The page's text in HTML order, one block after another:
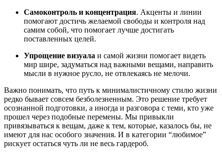
Самоконтроль и концентрация. Акценты и линии
помогают достичь желаемой свободы и контроля над
самим собой, что помогает лучше достигать
поставленных целей.
Упрощение визуала и самой жизни помогает видеть
мир шире, задуматься над важными вещами, направить
мысли в нужное русло, не отвлекаясь не мелочи.
Важно понимать, что путь к минималистичному стилю жизни
редко бывает совсем безболезненным. Это решение требует
осознанной подготовки, а иногда и разговора с теми, кто уже
прошел через подобные перемены. Мы привыкли
привязываться к вещам, даже к тем, которые, казалось бы, не
имеют для нас особого значения. И в категории “любимое”
рискует остаться чуть ли не весь гардероб.